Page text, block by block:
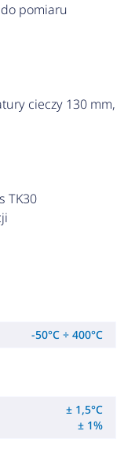
pomiaru
cieczy 130 mm,
TK30
-50°C ÷ 400°C
± 1,5°C
± 1%